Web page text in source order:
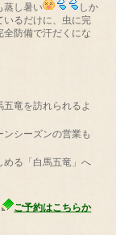
蒸し暑い
しか
いるだけに、虫に完
防備で汗だくにな
竜を訪れられるよ
シーズンの営業も
める「白馬五竜」へ
ご予約はこちらか